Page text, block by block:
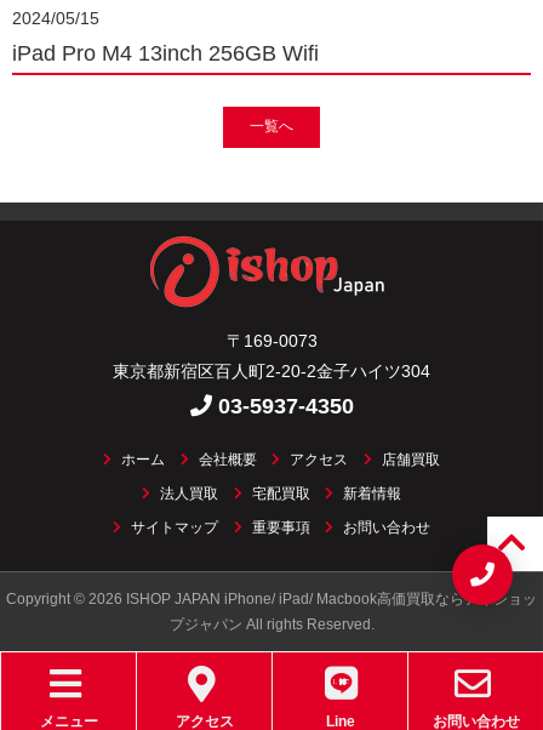
2024/05/15
iPad Pro M4 13inch 256GB Wifi
一覧へ
〒169-0073
東京都新宿区百人町2-20-2金子ハイツ304
03-5937-4350
ホーム 会社概要 アクセス 店舗買取
法人買取 宅配買取 新着情報
サイトマップ 重要事項 お問い合わせ
Copyright © 2026 ISHOP JAPAN iPhone/ iPad/ Macbook高価買取ならアイショッ
プジャパン All rights Reserved.
メニュー アクセス Line お問い合わせ